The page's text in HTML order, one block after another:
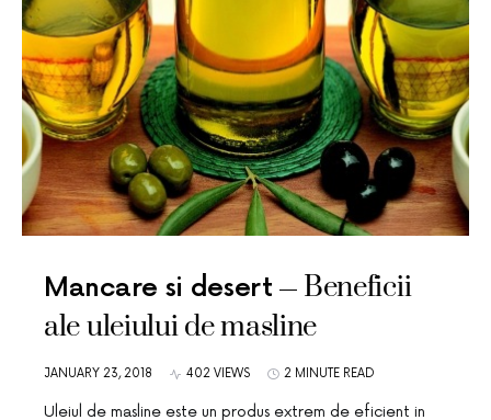
Mancare si desert
Beneficii
ale uleiului de masline
JANUARY 23, 2018 402 VIEWS 2 MINUTE READ
Uleiul de masline este un produs extrem de eficient in